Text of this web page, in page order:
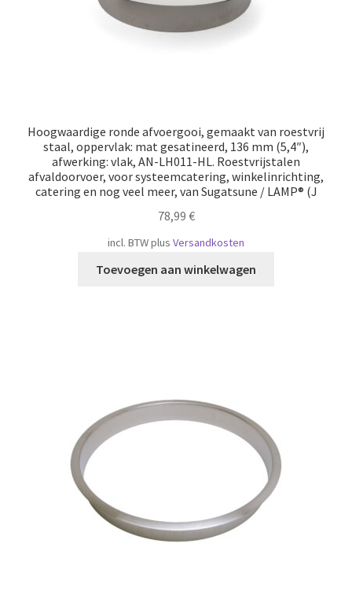
Hoogwaardige ronde afvoergooi, gemaakt van roestvrij
staal, oppervlak: mat gesatineerd, 136 mm (5,4″),
afwerking: vlak, AN-LH011-HL. Roestvrijstalen
afvaldoorvoer, voor systeemcatering, winkelinrichting,
catering en nog veel meer, van Sugatsune / LAMP® (J
78,99 €
incl. BTWplus Versandkosten
Toevoegen aan winkelwagen